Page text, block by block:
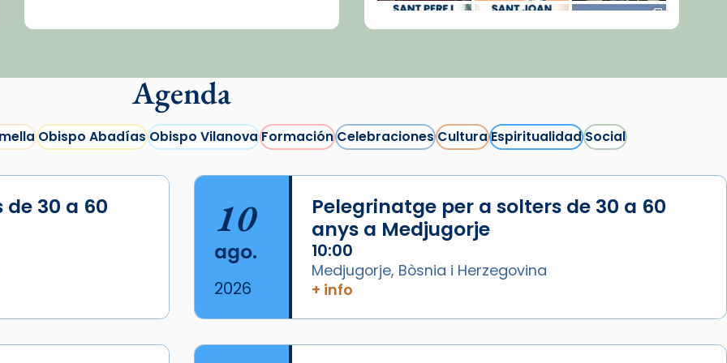
Cargar más...
Agenda
Obispo AbadíasObispo VilanovaFormaciónCelebracionesCulturaEspiritualidadSocial
30 a 60
10
ago.
2026
Pelegrinatge per a solters de 30 a 60
anys a Medjugorje
10:00
Medjugorje, Bòsnia i Herzegovina
+ info